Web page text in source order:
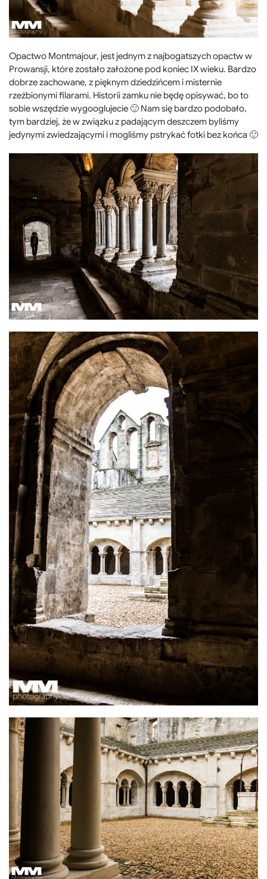
Opactwo Montmajour, jest jednym z najbogatszych opactw w
Prowansji, które zostało założone pod koniec IX wieku. Bardzo
dobrze zachowane, z pięknym dziedzińcem i misternie
rzeźbionymi filarami. Historii zamku nie będę opisywać, bo to
sobie wszędzie wygooglujecie 🙂 Nam się bardzo podobało,
tym bardziej, że w związku z padającym deszczem byliśmy
jedynymi zwiedzającymi i mogliśmy pstrykać fotki bez końca 🙂